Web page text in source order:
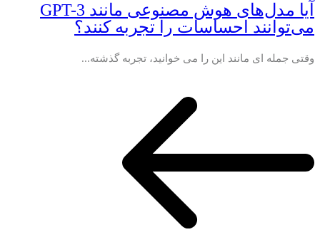
آیا مدل‌های هوش مصنوعی مانند GPT-3
می‌توانند احساسات را تجربه کنند؟
وقتی جمله ای مانند این را می خوانید، تجربه گذشته...